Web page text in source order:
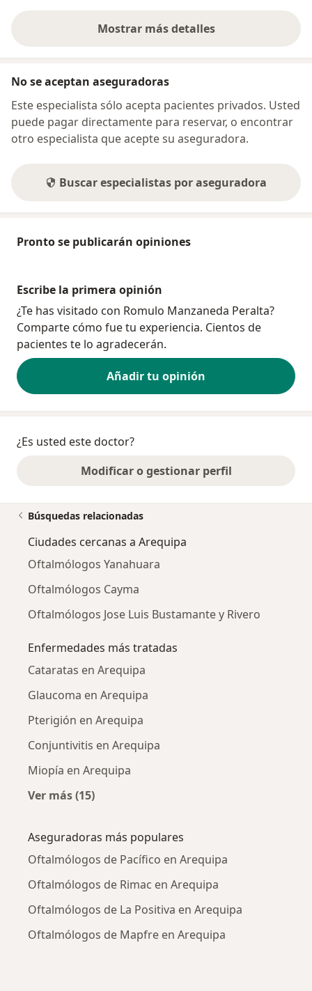
Mostrar más detalles
sobre la dirección
No se aceptan aseguradoras
Este especialista sólo acepta pacientes privados. Usted
puede pagar directamente para reservar, o encontrar
otro especialista que acepte su aseguradora.
Buscar especialistas por aseguradora
Pronto se publicarán opiniones
Escribe la primera opinión
¿Te has visitado con Romulo Manzaneda Peralta?
Comparte cómo fue tu experiencia. Cientos de
pacientes te lo agradecerán.
Añadir tu opinión
¿Es usted este doctor?
Modificar o gestionar perfil
Búsquedas relacionadas
Ciudades cercanas a Arequipa
Oftalmólogos Yanahuara
Oftalmólogos Cayma
Oftalmólogos Jose Luis Bustamante y Rivero
Enfermedades más tratadas
Cataratas en Arequipa
Glaucoma en Arequipa
Pterigión en Arequipa
Conjuntivitis en Arequipa
Miopía en Arequipa
Ver más (15)
Aseguradoras más populares
Oftalmólogos de Pacífico en Arequipa
Oftalmólogos de Rimac en Arequipa
Oftalmólogos de La Positiva en Arequipa
Oftalmólogos de Mapfre en Arequipa